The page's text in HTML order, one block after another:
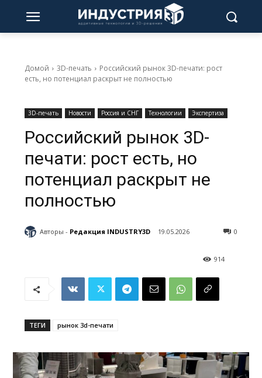
Домой 3D-печать
Российский рынок 3D-печати: рост
есть, но потенциал раскрыт не полностью
3D-печать Новости Россия и СНГ Технологии Экспертиза
Российский рынок 3D-
печати: рост есть, но
потенциал раскрыт не
полностью
Авторы - Редакция INDUSTRY3D 19.05.2026 0
914
ТЕГИ рынок 3d-печати